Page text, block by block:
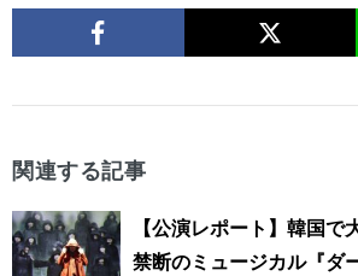
関連する記事
【公演レポート】韓国
禁断のミュージカル『ダ